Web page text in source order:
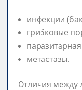
инфекции
грибковые
метастазы.
Отличия между